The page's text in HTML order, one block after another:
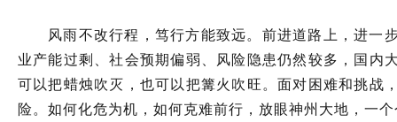
风雨不改行程，笃行方能致远。前进道路上，进一
业产能过剩、社会预期偏弱、风险隐患仍然较多，国
可以把蜡烛吹灭，也可以把篝火吹旺。面对困难和挑战
险。如何化危为机，如何克难前行，放眼神州大地，一